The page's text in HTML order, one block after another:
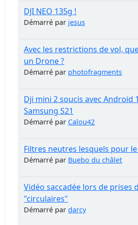
DJI NEO 135g !
Démarré par jesus
Avec les restrictions de vol,
un Drone ?
Démarré par photofragments
Dji mini 2 soucis avec Android
Samsung S21
Démarré par Calou42
Filtres neutres lesquels pour le
Démarré par Buebo du châlet
Vidéo saccadée lors de prises
"circulaires"
Démarré pardarcy